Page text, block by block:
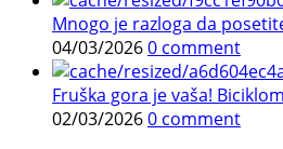
Mnogo je razloga da
04/03/20260 comment
Fruška gora je vaša!
02/03/20260 comment